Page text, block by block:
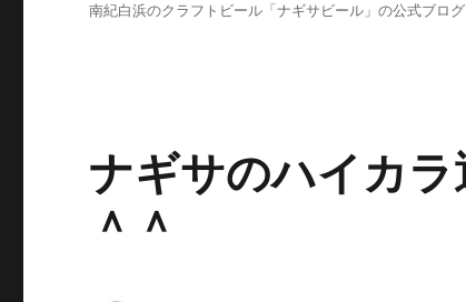
南紀白浜のクラフトビール「ナギサビール」の公式ブログ
ナギサのハイカ
＾＾